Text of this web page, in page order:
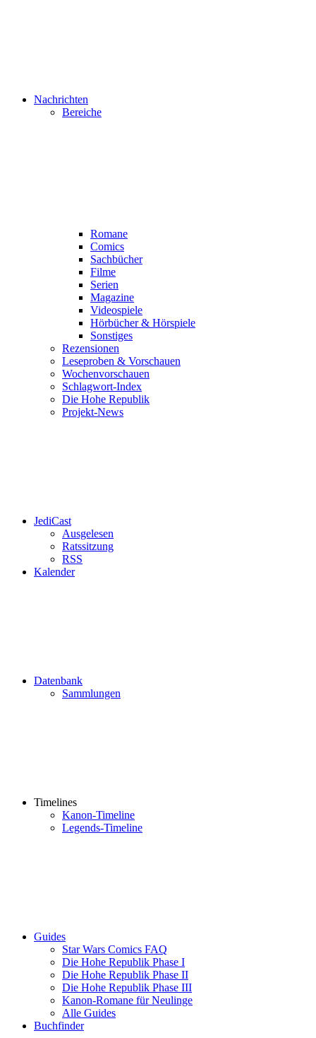
Nachrichten
Bereiche
Romane
Comics
Sachbücher
Filme
Serien
Magazine
Videospiele
Hörbücher & Hörspiele
Sonstiges
Rezensionen
Leseproben & Vorschauen
Wochenvorschauen
Schlagwort-Index
Die Hohe Republik
Projekt-News
JediCast
Ausgelesen
Ratssitzung
RSS
Kalender
Datenbank
Sammlungen
Timelines
Kanon-Timeline
Legends-Timeline
Guides
Star Wars Comics FAQ
Die Hohe Republik Phase I
Die Hohe Republik Phase II
Die Hohe Republik Phase III
Kanon-Romane für Neulinge
Alle Guides
Buchfinder